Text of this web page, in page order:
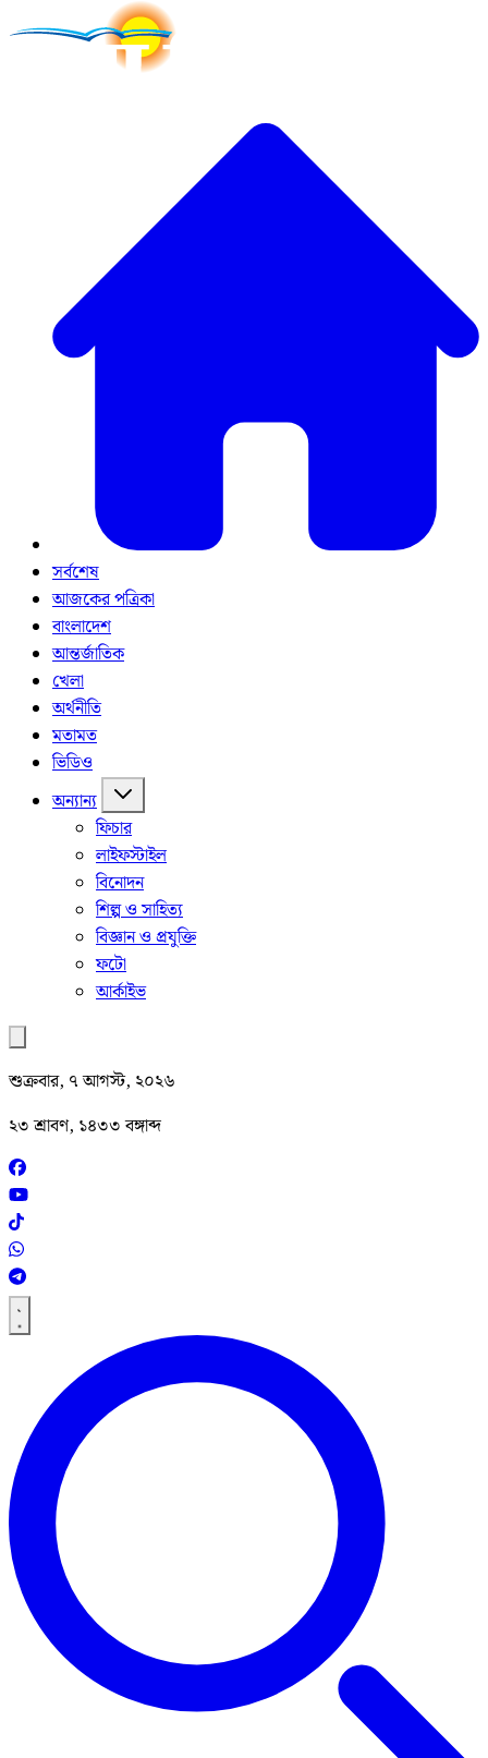
সর্বশেষ
আজকের পত্রিকা
বাংলাদেশ
আন্তর্জাতিক
খেলা
অর্থনীতি
মতামত
ভিডিও
অন্যান্য
ফিচার
লাইফস্টাইল
বিনোদন
শিল্প ও সাহিত্য
বিজ্ঞান ও প্রযুক্তি
ফটো
আর্কাইভ
শুক্রবার, ৭ আগস্ট, ২০২৬
২৩ শ্রাবণ, ১৪৩৩ বঙ্গাব্দ